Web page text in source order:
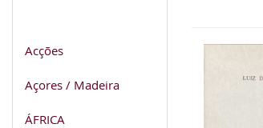
Acções
Açores / Madeira
ÁFRICA